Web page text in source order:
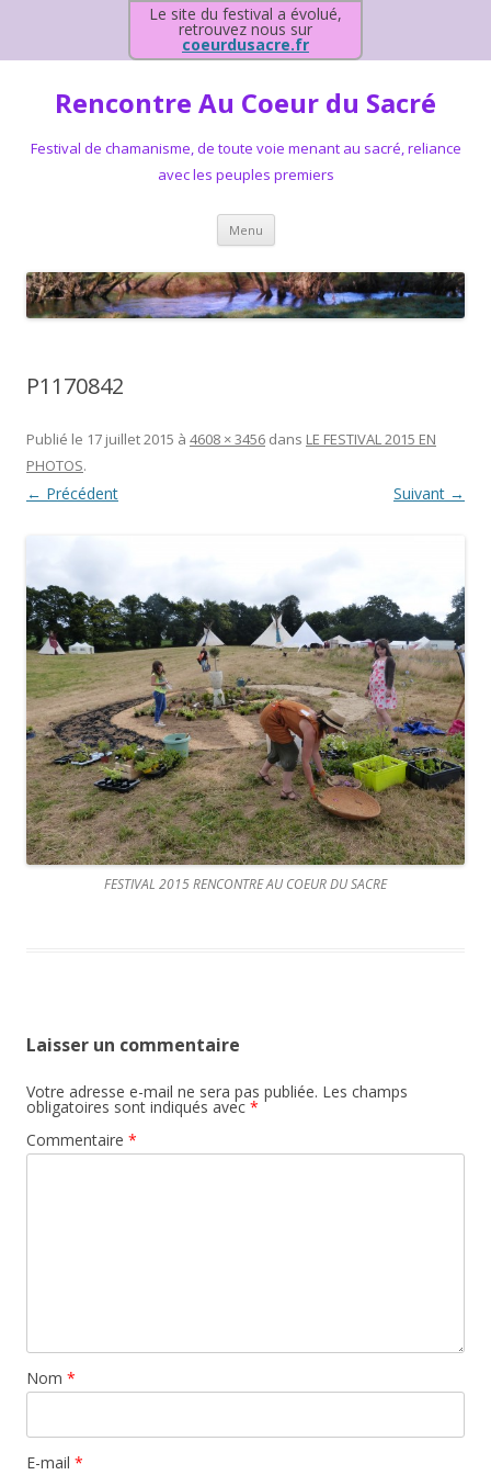
Le site du festival a évolué,
retrouvez nous sur
coeurdusacre.fr
Rencontre Au Coeur du Sacré
Festival de chamanisme, de toute voie menant au sacré, reliance
avec les peuples premiers
Menu Aller au contenu principal
P1170842
Publié le 17 juillet 2015 à 4608 × 3456 dans LE FESTIVAL 2015 EN
PHOTOS.
← Précédent Suivant →
FESTIVAL 2015 RENCONTRE AU COEUR DU SACRE
Laisser un commentaire
Votre adresse e-mail ne sera pas publiée. Les champs
obligatoires sont indiqués avec *
Commentaire *
Nom *
E-mail *